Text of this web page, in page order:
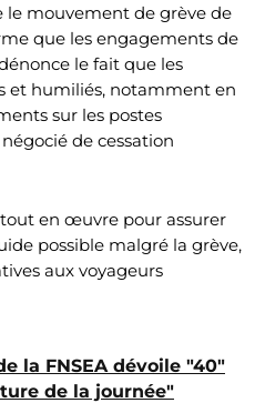
mouvement de grève de
que les engagements de
le fait que les
et humiliés, notamment en
sur les postes
de cessation
en œuvre pour assurer
possible malgré la grève,
aux voyageurs
la FNSEA dévoile "40"
de la journée"